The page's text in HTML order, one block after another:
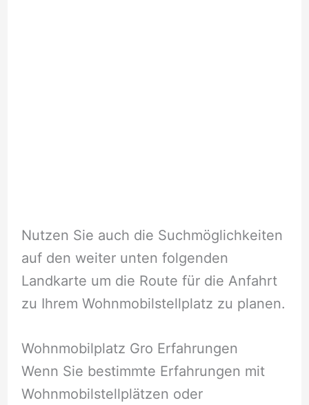
Nutzen Sie auch die Suchmöglichkeiten
auf den weiter unten folgenden
Landkarte um die Route für die Anfahrt
zu Ihrem Wohnmobilstellplatz zu planen.
Wohnmobilplatz Gro Erfahrungen
Wenn Sie bestimmte Erfahrungen mit
Wohnmobilstellplätzen oder